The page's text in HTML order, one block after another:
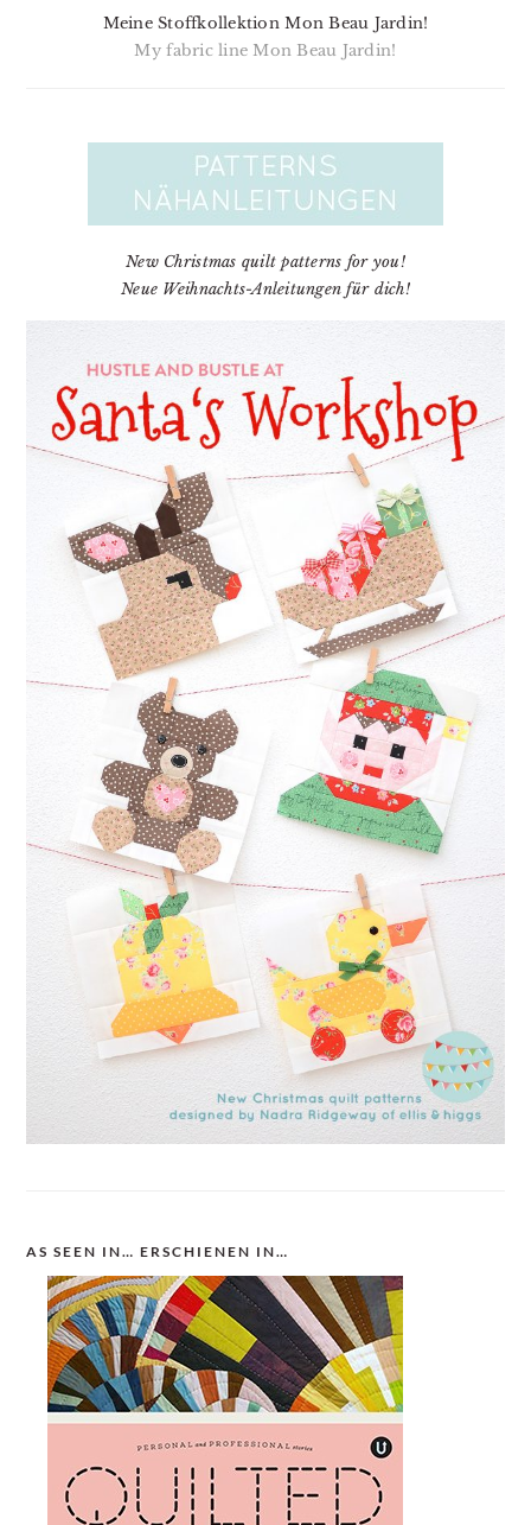
Meine Stoffkollektion Mon Beau Jardin!
My fabric line Mon Beau Jardin!
New Christmas quilt patterns for you!
Neue Weihnachts-Anleitungen für dich!
AS SEEN IN… ERSCHIENEN IN…